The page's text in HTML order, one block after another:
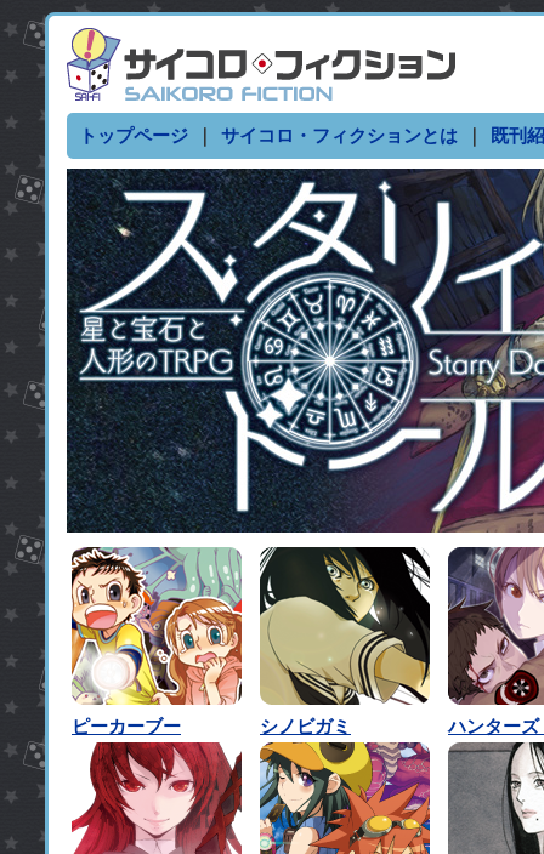
トップページ サイコロ・フィクションとは 既刊
ピーカーブー シノビガミ ハンターズ